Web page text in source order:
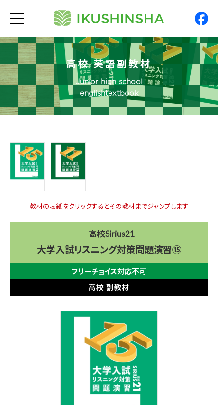
t
o
g
l
e
n
a
v
i
g
a
t
i
IKUSHINSHA
高校 英語副教材
Junior high school
englishtextbook
教材の表紙をクリックするとその教材までジャンプします
高校Sirius21
大学入試リスニング対策問題演習⑮
フリーチョイス対応不可
高校 副教材